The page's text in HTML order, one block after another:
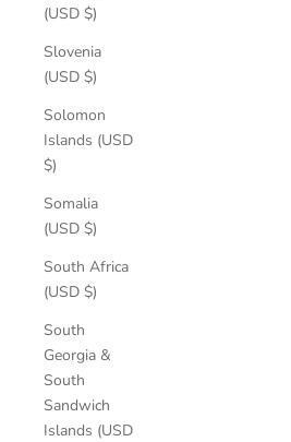
(USD $)
Slovenia
(USD $)
Solomon
Islands (USD
$)
Somalia
(USD $)
South Africa
(USD $)
South
Georgia &
South
Sandwich
Islands (USD